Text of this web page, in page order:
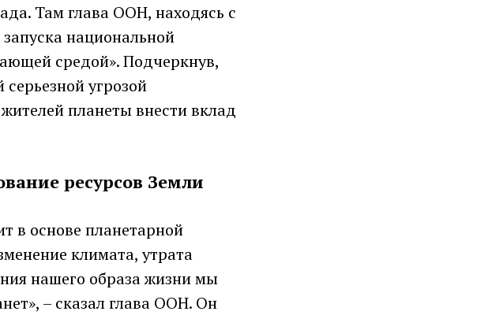
Там глава ООН, находясь с
национальной
средой». Подчеркнув,
угрозой
планеты внести вклад
ресурсов Земли
в основе планетарной
климата, утрата
нашего образа жизни мы
– сказал глава ООН. Он